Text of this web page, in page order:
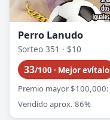
Perro Lanudo
Sorteo 351 · $10
33/100 · Mejor evítalo
Premio mayor $100,000:
Vendido aprox. 86%